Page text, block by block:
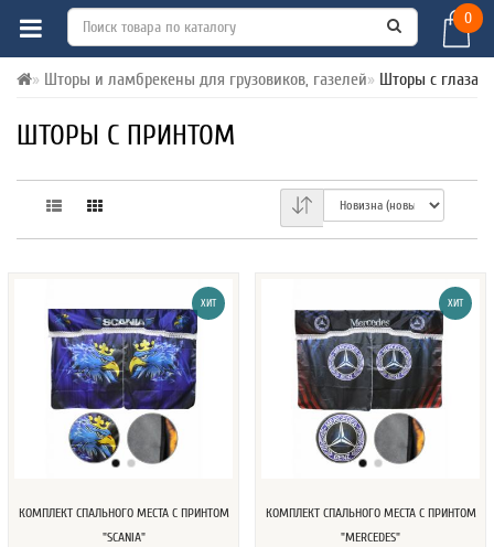
0
Шторы и ламбрекены для грузовиков, газелей Шторы с
ШТОРЫ С ПРИНТОМ
ХИТ
КОМПЛЕКТ СПАЛЬНОГО МЕСТА С ПРИНТОМ
"SCANIA"
ХИТ
КОМПЛЕКТ СПАЛЬНОГО МЕСТА С ПРИНТОМ
"MERCEDES"